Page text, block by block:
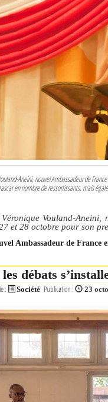
Aneini, nouvel Ambassadeur de
en nombre de ressortissants, mais
Vouland-
et 28 octobre pour son
Ambassadeur de France
débats
: Société Publication : 23